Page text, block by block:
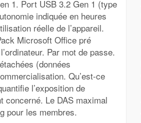
1. Port USB 3.2 Gen 1 (type
indiquée en heures
réelle de l’appareil.
Microsoft Office pré
Par mot de passe.
(données
Qu’est-ce
l’exposition de
concerné. Le DAS maximal
pour les membres.